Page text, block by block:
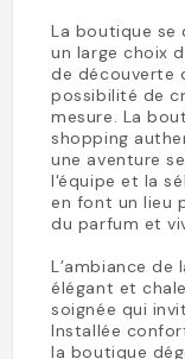
La boutique se
un large choix
de découverte
possibilité de
mesure. La
shopping
une aventure
l'équipe et la
en font un lieu
du parfum et
L’ambiance
élégant et
soignée qui
Installée
la boutique